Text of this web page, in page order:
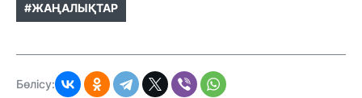
#ЖАҢАЛЫҚТАР
Бөлісу: